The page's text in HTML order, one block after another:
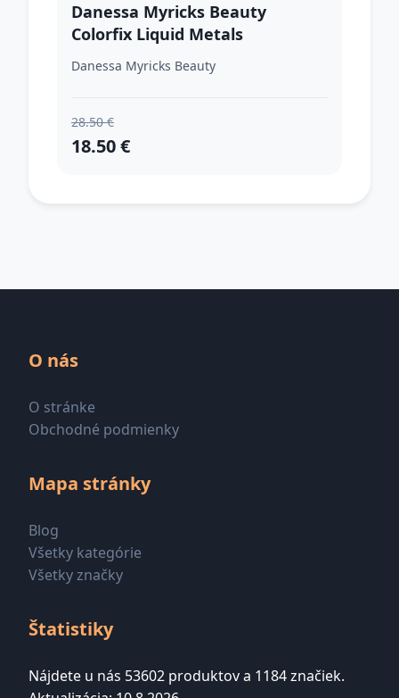
Danessa Myricks Beauty
Colorfix Liquid Metals
multifunkčné líčidlo na oči, pery
a tvár odtieň Lilac Flame 10 ml
Danessa Myricks Beauty
28.50 €
18.50 €
O nás
O stránke
Obchodné podmienky
Mapa stránky
Blog
Všetky kategórie
Všetky značky
Štatistiky
Nájdete u nás 53602 produktov a 1184 značiek.